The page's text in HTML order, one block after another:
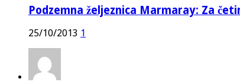
Podzemna željeznica Marmaray: Za
25/10/2013 1